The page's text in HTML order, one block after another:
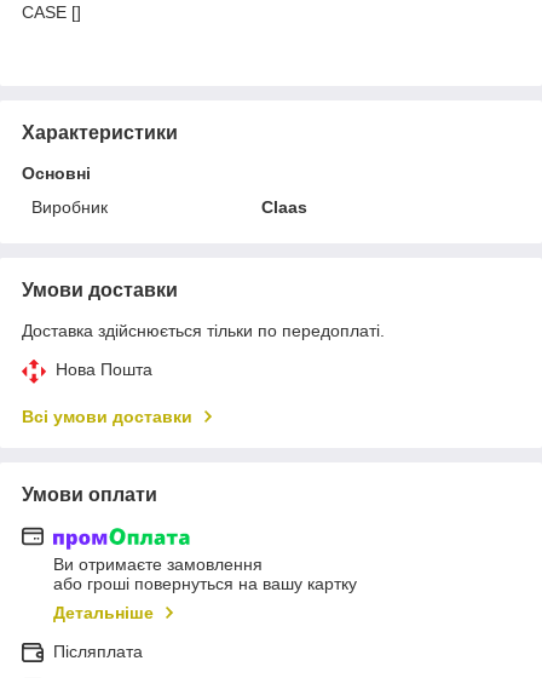
CASE []
Характеристики
Основні
Виробник
Claas
Умови доставки
Доставка здійснюється тільки по передоплаті.
Нова Пошта
Всі умови доставки
Умови оплати
Ви отримаєте замовлення
або гроші повернуться на вашу картку
Детальніше
Післяплата